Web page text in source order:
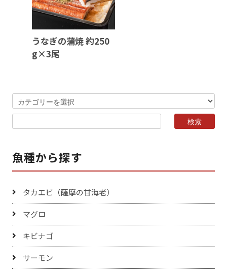
うなぎの蒲焼 約250
g×3尾
魚種から探す
タカエビ（薩摩の甘海老）
マグロ
キビナゴ
サーモン